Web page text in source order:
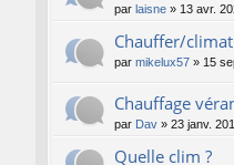
par laisne » 13 avr.
Chauffer/
par mikelux57 » 15
Chauffage
par Dav » 23 janv.
Quelle clim ?